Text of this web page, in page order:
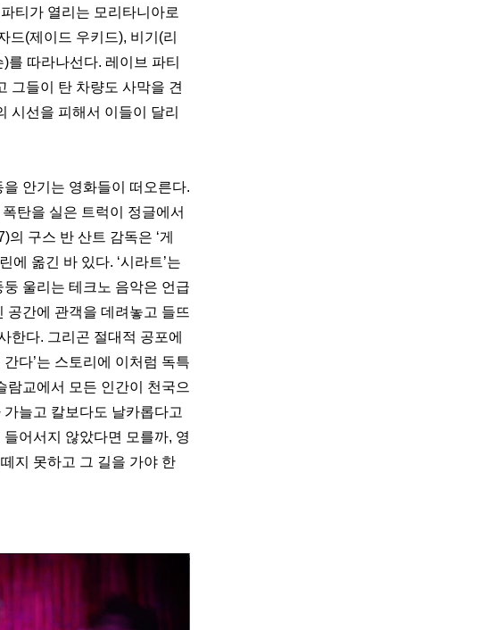
티가 열리는 모리타니아로
드(제이드 우키드), 비기(리
따라나선다. 레이브 파티
그들이 탄 차량도 사막을 견
시선을 피해서 이들이 달리
안기는 영화들이 떠오른다.
탄을 실은 트럭이 정글에서
구스 반 산트 감독은 ‘게
에 옮긴 바 있다. ‘시라트’는
울리는 테크노 음악은 언급
공간에 관객을 데려놓고 들뜨
한다. 그리곤 절대적 공포에
다’는 스토리에 이처럼 독특
람교에서 모든 인간이 천국으
늘고 칼보다도 날카롭다고
어서지 않았다면 모를까, 영
지 못하고 그 길을 가야 한